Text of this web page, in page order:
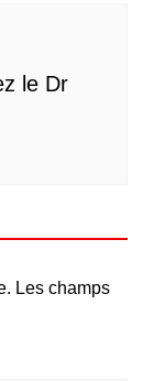
le Dr
Les champs